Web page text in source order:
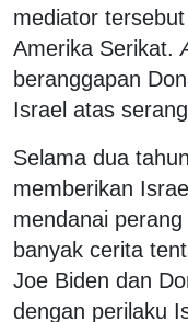
mediator
Amerika Serikat.
beranggapan
Israel atas
Selama dua
memberikan
mendanai
banyak cerita
Joe Biden dan
dengan perilaku